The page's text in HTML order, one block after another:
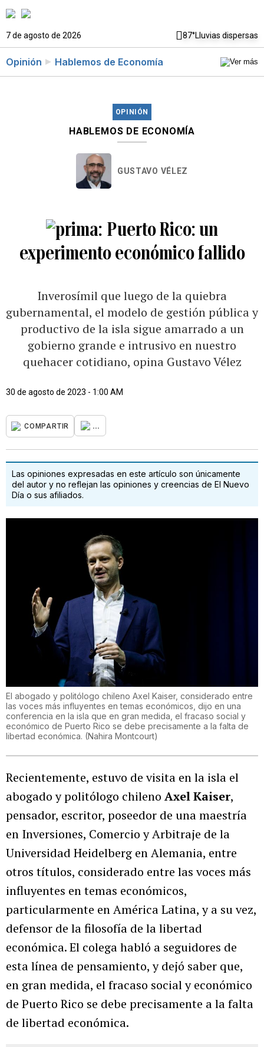
7 de agosto de 2026 87°Lluvias dispersas
Opinión Hablemos de Economía
OPINIÓN
HABLEMOS DE ECONOMÍA
GUSTAVO VÉLEZ
Puerto Rico: un
experimento económico fallido
Inverosímil que luego de la quiebra
gubernamental, el modelo de gestión pública y
productivo de la isla sigue amarrado a un
gobierno grande e intrusivo en nuestro
quehacer cotidiano, opina Gustavo Vélez
30 de agosto de 2023 - 1:00 AM
COMPARTIR ...
Las opiniones expresadas en este artículo son únicamente
del autor y no reflejan las opiniones y creencias de El Nuevo
Día o sus afiliados.
El abogado y politólogo chileno Axel Kaiser, considerado entre
las voces más influyentes en temas económicos, dijo en una
conferencia en la isla que en gran medida, el fracaso social y
económico de Puerto Rico se debe precisamente a la falta de
libertad económica. (Nahira Montcourt)
Recientemente, estuvo de visita en la isla el
abogado y politólogo chileno Axel Kaiser,
pensador, escritor, poseedor de una maestría
en Inversiones, Comercio y Arbitraje de la
Universidad Heidelberg en Alemania, entre
otros títulos, considerado entre las voces más
influyentes en temas económicos,
particularmente en América Latina, y a su vez,
defensor de la filosofía de la libertad
económica. El colega habló a seguidores de
esta línea de pensamiento, y dejó saber que,
en gran medida, el fracaso social y económico
de Puerto Rico se debe precisamente a la falta
de libertad económica.